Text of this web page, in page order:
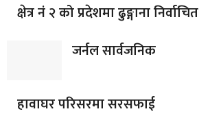
क्षेत्र नं २ को प्रदेशमा ढुङ्गाना निर्वाचित
जर्नल सार्वजनिक
हावाघर परिसरमा सरसफाई